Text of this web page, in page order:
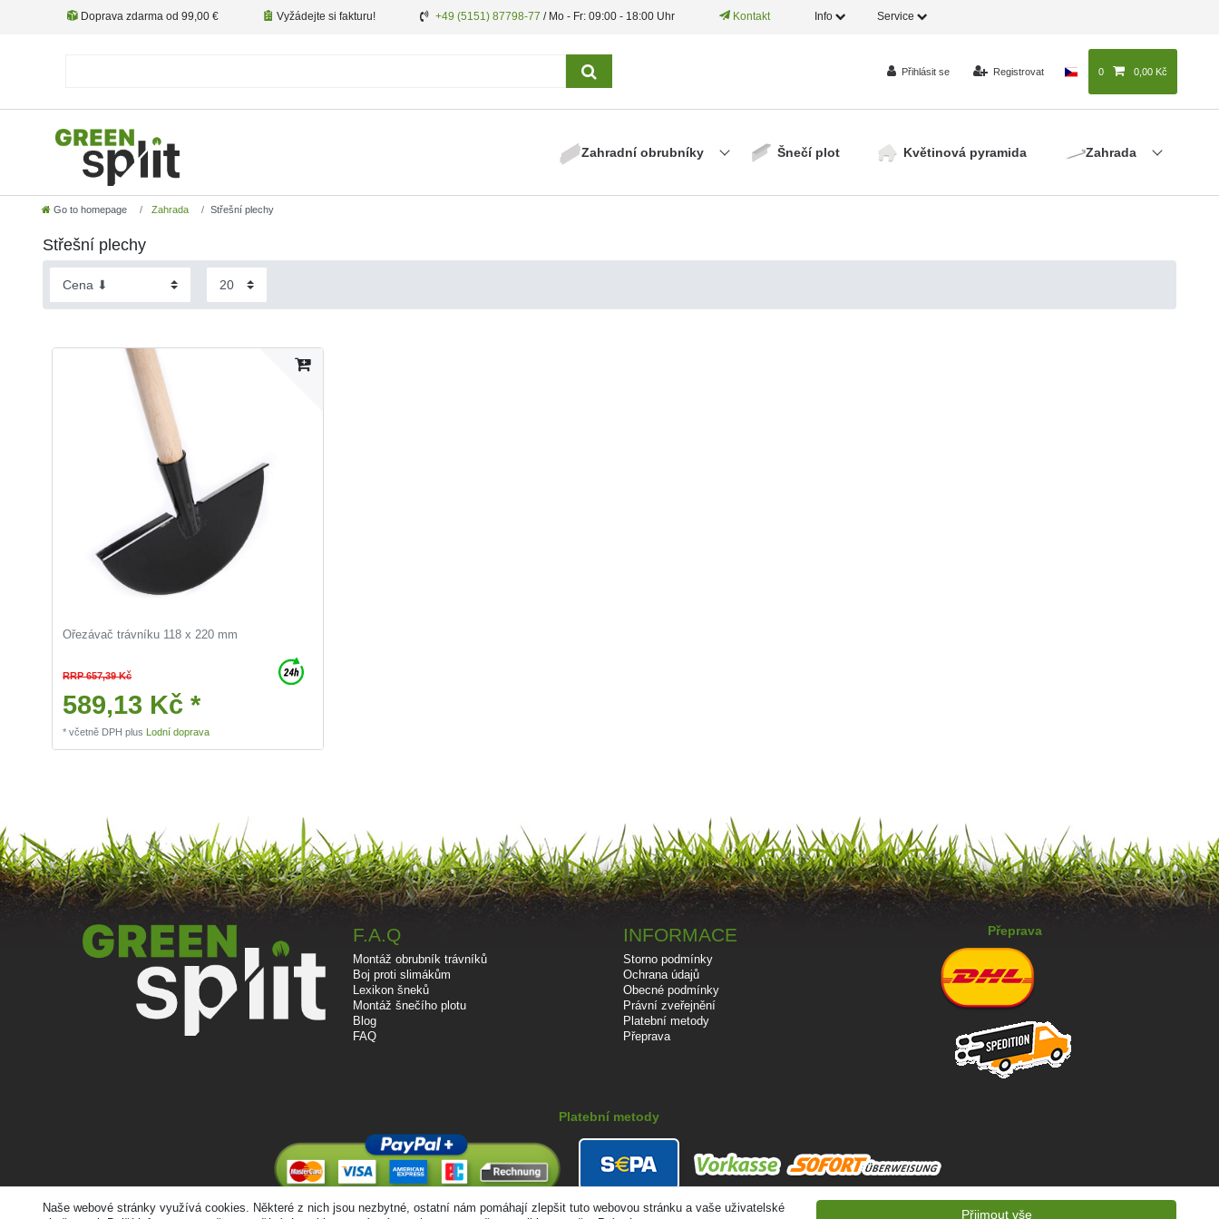
Doprava zdarma od 99,00 € Vyžádejte si fakturu! +49 (5151) 87798-77 / Mo - Fr: 09:00 - 18:00 Uhr Kontakt Info Service
Přihlásit se Registrovat 0 0,00 Kč
Zahradní obrubníky Šnečí plot Květinová pyramida Zahrada
Go to homepage Zahrada Střešní plechy
Střešní plechy
Ořezávač trávníku 118 x 220 mm
RRP 657,39 Kč
589,13 Kč *
*včetně DPH plus Lodní doprava
F.A.Q
Montáž obrubník trávníků
Boj proti slimákům
Lexikon šneků
Montáž šnečího plotu
Blog
FAQ
INFORMACE
Storno podmínky
Ochrana údajů
Obecné podmínky
Právní zveřejnění
Platební metody
Přeprava
Přeprava
Platební metody
Naše webové stránky využívá cookies. Některé z nich jsou nezbytné, ostatní nám pomáhají zlepšit tuto webovou stránku a vaše uživatelské
Přijmout vše